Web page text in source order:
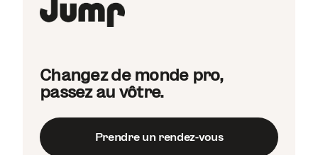
Changez de monde pro,
passez au vôtre.
Prendre un rendez-vous